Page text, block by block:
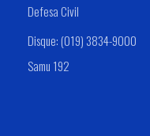
Defesa Civil
Disque: (019) 3834-9000
Samu 192